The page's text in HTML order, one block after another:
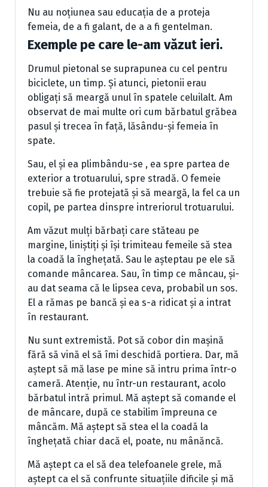
Nu au noțiunea sau educația de a proteja
femeia, de a fi galant, de a a fi gentelman.
Exemple pe care le-am văzut ieri.
Drumul pietonal se suprapunea cu cel pentru
biciclete, un timp. Și atunci, pietonii erau
obligați să meargă unul în spatele celuilalt. Am
observat de mai multe ori cum bărbatul grăbea
pasul și trecea în față, lăsându-și femeia în
spate.
Sau, el și ea plimbându-se , ea spre partea de
exterior a trotuarului, spre stradă. O femeie
trebuie să fie protejată și să meargă, la fel ca un
copil, pe partea dinspre intreriorul trotuarului.
Am văzut mulți bărbați care stăteau pe
margine, liniștiți și își trimiteau femeile să stea
la coadă la înghețată. Sau le așteptau pe ele să
comande mâncarea. Sau, în timp ce mâncau, și-
au dat seama că le lipsea ceva, probabil un sos.
El a rămas pe bancă și ea s-a ridicat și a intrat
în restaurant.
Nu sunt extremistă. Pot să cobor din mașină
fără să vină el să îmi deschidă portiera. Dar, mă
aștept să mă lase pe mine să intru prima într-o
cameră. Atenție, nu într-un restaurant, acolo
bărbatul intră primul. Mă aștept să comande el
de mâncare, după ce stabilim împreuna ce
mâncăm. Mă aștept să stea el la coadă la
înghețată chiar dacă el, poate, nu mânăncă.
Mă aștept ca el să dea telefoanele grele, mă
aștept ca el să confrunte situațiile dificile și mă